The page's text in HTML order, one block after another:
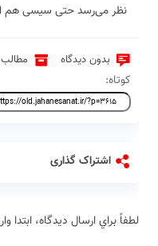
نظر می‌رسد حتی سیسی هم
بدون دیدگاه مطالب
کوتاه:
اشتراک گذاری
لطفاً براي ارسال دیدگاه،